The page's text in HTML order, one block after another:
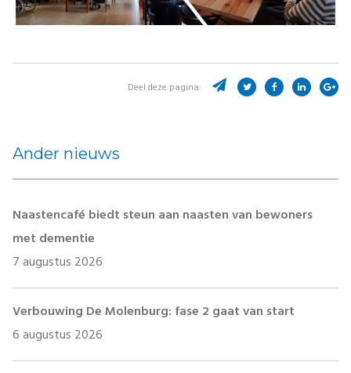
Deel deze pagina:
Ander nieuws
Naastencafé biedt steun aan naasten van bewoners
met dementie
7 augustus 2026
Verbouwing De Molenburg: fase 2 gaat van start
6 augustus 2026